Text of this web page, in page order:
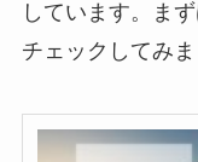
しています。ま
チェックしてみま